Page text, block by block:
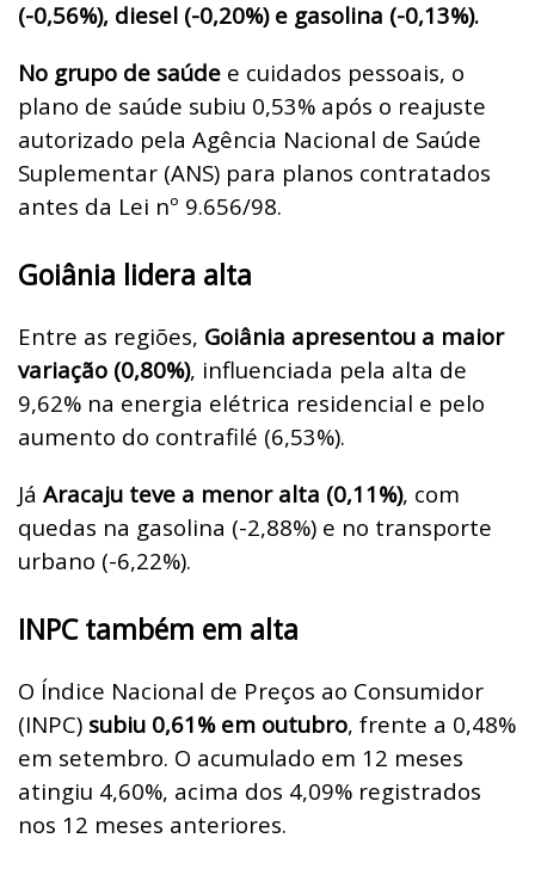
(-0,56%), diesel (-0,20%) e gasolina (-0,13%).
No grupo de saúde e cuidados pessoais, o
plano de saúde subiu 0,53% após o reajuste
autorizado pela Agência Nacional de Saúde
Suplementar (ANS) para planos contratados
antes da Lei nº 9.656/98.
Goiânia lidera alta
Entre as regiões, Goiânia apresentou a maior
variação (0,80%), influenciada pela alta de
9,62% na energia elétrica residencial e pelo
aumento do contrafilé (6,53%).
Já Aracaju teve a menor alta (0,11%), com
quedas na gasolina (-2,88%) e no transporte
urbano (-6,22%).
INPC também em alta
O Índice Nacional de Preços ao Consumidor
(INPC) subiu 0,61% em outubro, frente a 0,48%
em setembro. O acumulado em 12 meses
atingiu 4,60%, acima dos 4,09% registrados
nos 12 meses anteriores.